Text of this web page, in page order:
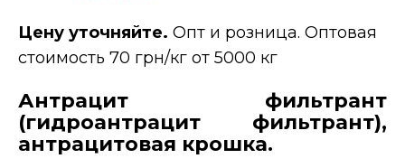
Цену уточняйте. Опт и розница. Оптовая
стоимость 70 грн/кг от 5000 кг
Антрацит фильтрант
(гидроантрацит фильтрант),
антрацитовая крошка.